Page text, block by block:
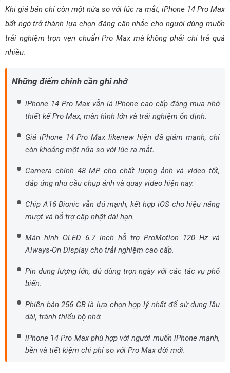
Khi giá bán chỉ còn một nửa so với lúc ra mắt, iPhone 14 Pro Max
bất ngờ trở thành lựa chọn đáng cân nhắc cho người dùng muốn
trải nghiệm trọn vẹn chuẩn Pro Max mà không phải chi trả quá
nhiều.
Những điểm chính cần ghi nhớ
iPhone 14 Pro Max vẫn là iPhone cao cấp đáng mua nhờ
thiết kế Pro Max, màn hình lớn và trải nghiệm ổn định.
Giá iPhone 14 Pro Max likenew hiện đã giảm mạnh, chỉ
còn khoảng một nửa so với lúc ra mắt.
Camera chính 48 MP cho chất lượng ảnh và video tốt,
đáp ứng nhu cầu chụp ảnh và quay video hiện nay.
Chip A16 Bionic vẫn đủ mạnh, kết hợp iOS cho hiệu năng
mượt và hỗ trợ cập nhật dài hạn.
Màn hình OLED 6.7 inch hỗ trợ ProMotion 120 Hz và
Always-On Display cho trải nghiệm cao cấp.
Pin dung lượng lớn, đủ dùng trọn ngày với các tác vụ phổ
biến.
Phiên bản 256 GB là lựa chọn hợp lý nhất để sử dụng lâu
dài, tránh thiếu bộ nhớ.
iPhone 14 Pro Max phù hợp với người muốn iPhone mạnh,
bền và tiết kiệm chi phí so với Pro Max đời mới.